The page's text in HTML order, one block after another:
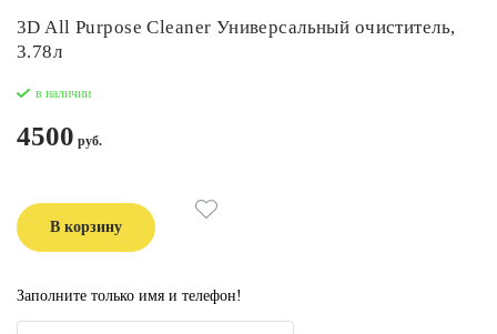
3D All Purpose Cleaner Универсальный очиститель,
3.78л
в наличии
4500
В корзину
Заполните только имя и телефон!